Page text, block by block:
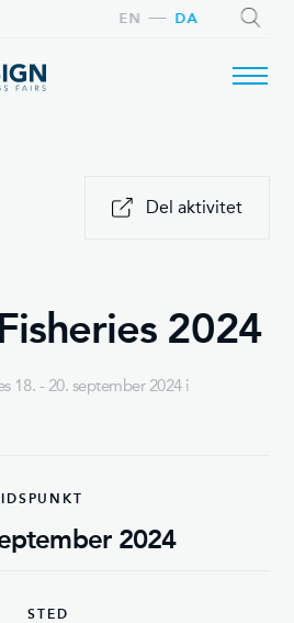
DA
EN
2024
18. - 20. september 2024 i
Del aktivitet
2024
STED